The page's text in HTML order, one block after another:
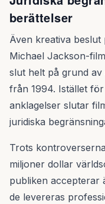
berättelser
Även kreativa beslut
Michael Jackson-
slut helt på grund av
från 1994. Istället
anklagelser slutar
juridiska
Trots
miljoner dollar
publiken accepterar
de levereras